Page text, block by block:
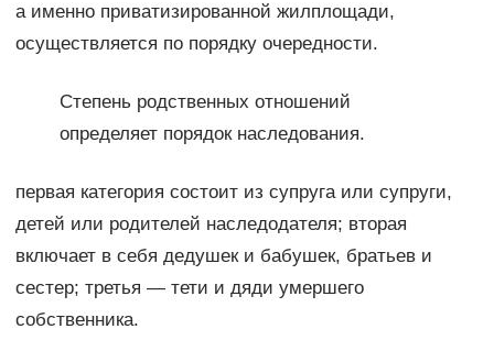
а именно приватизированной жилплощади,
осуществляется по порядку очередности.
Степень родственных отношений
определяет порядок наследования.
первая категория состоит из супруга или супруги,
детей или родителей наследодателя; вторая
включает в себя дедушек и бабушек, братьев и
сестер; третья — тети и дяди умершего
собственника.